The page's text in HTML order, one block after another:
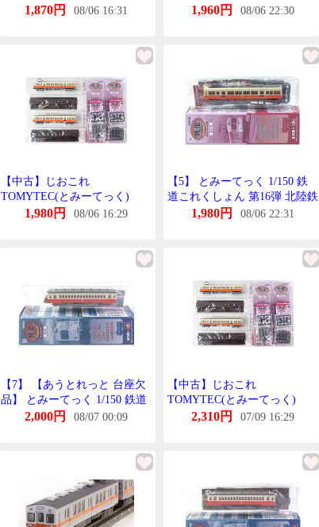
(1807) 鉄道これくしょん 第31
1,870円 08/06 16:31
ーてぃー No.1」
1,960円 08/06 22:30
【中古】じおこれ
TOMYTEC(とみーてっく)
(393-394) 鉄道これくしょん
´】 外箱傷み ※めーかー出荷
1,980円 08/06 16:29
【5】 とみーてっく 1/150 鉄
道これくしょん 第16弾 北陸鉄
道 くもは6001 単品
1,980円 08/06 22:31
【7】 【あうとれっと 台座欠
品】 とみーてっく 1/150 鉄道
これくしょん 第10弾 北陸鉄道
2,000円 08/07 00:09
【中古】じおこれ
TOMYTEC(とみーてっく)
(393-394) 鉄道これくしょん
【A】 めーかー出荷時からの
2,310円 07/09 16:29